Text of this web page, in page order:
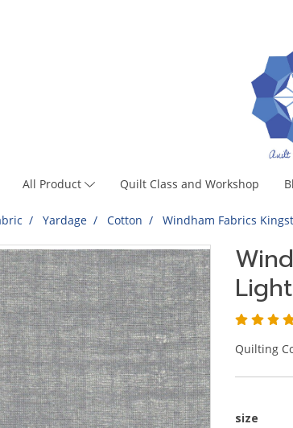
All Product Quilt Class and Workshop
Yardage Cotton Windham Fabrics
Quilting
size